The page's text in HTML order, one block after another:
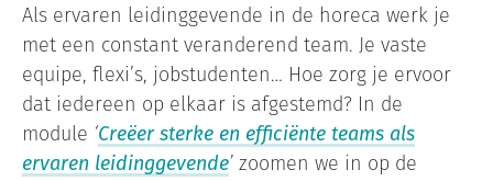
Als ervaren leidinggevende in de horeca werk je
met een constant veranderend team. Je vaste
equipe, flexi’s, jobstudenten… Hoe zorg je ervoor
dat iedereen op elkaar is afgestemd? In de
module ‘Creëer sterke en efficiënte teams als
ervaren leidinggevende’ zoomen we in op de